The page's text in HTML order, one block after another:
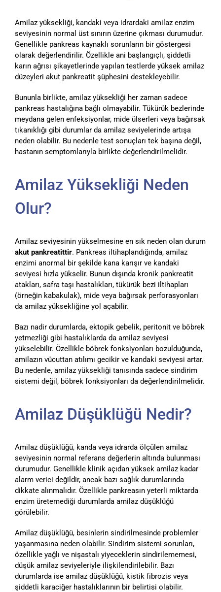
Amilaz yüksekliği, kandaki veya idrardaki amilaz enzim
seviyesinin normal üst sınırın üzerine çıkması durumudur.
Genellikle pankreas kaynaklı sorunların bir göstergesi
olarak değerlendirilir. Özellikle ani başlangıçlı, şiddetli
karın ağrısı şikayetlerinde yapılan testlerde yüksek amilaz
düzeyleri akut pankreatit şüphesini destekleyebilir.
Bununla birlikte, amilaz yüksekliği her zaman sadece
pankreas hastalığına bağlı olmayabilir. Tükürük bezlerinde
meydana gelen enfeksiyonlar, mide ülserleri veya bağırsak
tıkanıklığı gibi durumlar da amilaz seviyelerinde artışa
neden olabilir. Bu nedenle test sonuçları tek başına değil,
hastanın semptomlarıyla birlikte değerlendirilmelidir.
Amilaz Yüksekliği Neden
Olur?
Amilaz seviyesinin yükselmesine en sık neden olan durum
akut pankreatittir. Pankreas iltihaplandığında, amilaz
enzimi anormal bir şekilde kana karışır ve kandaki
seviyesi hızla yükselir. Bunun dışında kronik pankreatit
atakları, safra taşı hastalıkları, tükürük bezi iltihapları
(örneğin kabakulak), mide veya bağırsak perforasyonları
da amilaz yüksekliğine yol açabilir.
Bazı nadir durumlarda, ektopik gebelik, peritonit ve böbrek
yetmezliği gibi hastalıklarda da amilaz seviyesi
yükselebilir. Özellikle böbrek fonksiyonları bozulduğunda,
amilazın vücuttan atılımı gecikir ve kandaki seviyesi artar.
Bu nedenle, amilaz yüksekliği tanısında sadece sindirim
sistemi değil, böbrek fonksiyonları da değerlendirilmelidir.
Amilaz Düşüklüğü Nedir?
Amilaz düşüklüğü, kanda veya idrarda ölçülen amilaz
seviyesinin normal referans değerlerin altında bulunması
durumudur. Genellikle klinik açıdan yüksek amilaz kadar
alarm verici değildir, ancak bazı sağlık durumlarında
dikkate alınmalıdır. Özellikle pankreasın yeterli miktarda
enzim üretemediği durumlarda amilaz düşüklüğü
görülebilir.
Amilaz düşüklüğü, besinlerin sindirilmesinde problemler
yaşanmasına neden olabilir. Sindirim sistemi sorunları,
özellikle yağlı ve nişastalı yiyeceklerin sindirilememesi,
düşük amilaz seviyeleriyle ilişkilendirilebilir. Bazı
durumlarda ise amilaz düşüklüğü, kistik fibrozis veya
şiddetli karaciğer hastalıklarının bir belirtisi olabilir.